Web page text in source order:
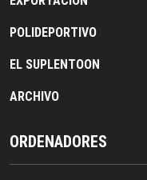
POLIDEPORTIVO
EL SUPLENTOON
ARCHIVO
ORDENADORES